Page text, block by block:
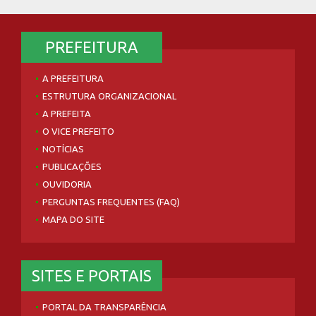
PREFEITURA
A PREFEITURA
ESTRUTURA ORGANIZACIONAL
A PREFEITA
O VICE PREFEITO
NOTÍCIAS
PUBLICAÇÕES
OUVIDORIA
PERGUNTAS FREQUENTES (FAQ)
MAPA DO SITE
SITES E PORTAIS
PORTAL DA TRANSPARÊNCIA